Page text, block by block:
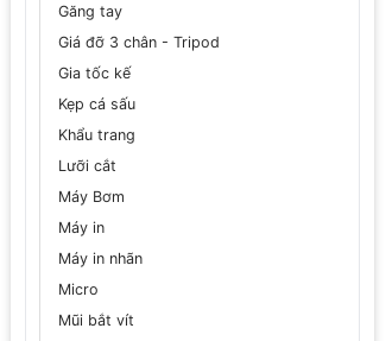
Găng tay
Giá đỡ 3 chân - Tripod
Gia tốc kế
Kẹp cá sấu
Khẩu trang
Lưỡi cắt
Máy Bơm
Máy in
Máy in nhãn
Micro
Mũi bắt vít